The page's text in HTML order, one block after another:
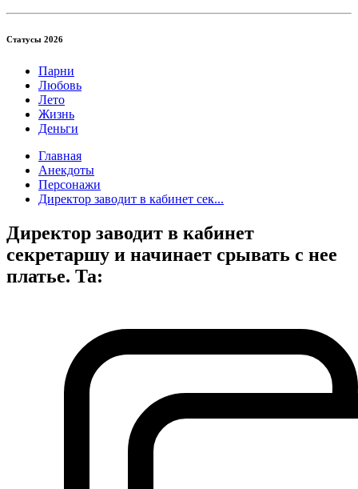
Статуcы 2026
Парни
Любовь
Лето
Жизнь
Деньги
Главная
Анекдоты
Персонажи
Директор заводит в кабинет сек...
Директор заводит в кабинет
секретаршу и начинает срывать с нее
платье. Та: